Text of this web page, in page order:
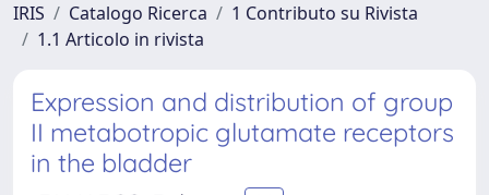
IRIS Catalogo Ricerca
1 Contributo su Rivista
1.1 Articolo in rivista
Expression and distribution of group
II metabotropic glutamate receptors
in the bladder